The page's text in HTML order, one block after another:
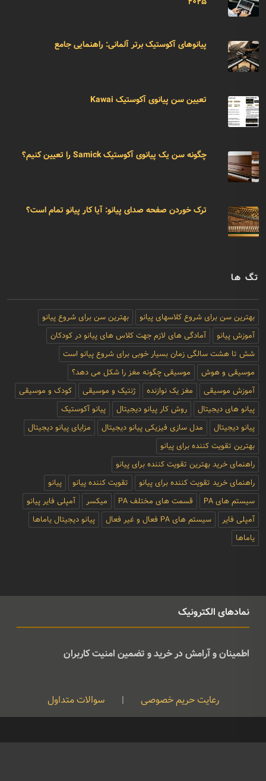
پیانوهای آکوستیک برتر آلمانی: راهنمایی جامع
تعیین سن پیانوی آکوستیک Kawai
چگونه سن یک پیانوی آکوستیک Samick را تعیین کنیم؟
ترک خوردن صفحه صدای پیانو: آیا کار پیانو تمام است؟
تگ ها
بهترین سن برای شروع کلاسهای پیانو
بهترین سن برای شروع پیانو
آموزش پیانو
آمادگی های لازم جهت کلاس های پیانو در کودکان
شش تا هشت سالگی زمان بسیار خوبی برای شروع پیانو است
موسیقی و هوش
موسیقی چگونه مغز را شکل می دهد؟
آموزش موسیقی
مغز یک نوازنده ژنتیک و موسیقی
کودک و موسیقی
پیانو های دیجیتال
روش کار پیانو دیجیتال
پیانو آکوستیک
پیانو دیجیتال
مدل سازی فیزیکی پیانو دیجیتال
مزایای پیانو دیجیتال
بهترین تقویت کننده برای پیانو
راهنمای خرید بهترین تقویت کننده برای پیانو
راهنمای خرید تقویت کننده برای پیانو
تقویت کننده پیانو
پیانو
سیستم های PA
قسمت های مختلف PA میکسر
آمپلی فایر پیانو
آمپلی فایر
سیستم های PA فعال و غیر فعال
پیانو دیجیتال یاماها
یاماها
نمادهای الکترونیک
اطمینان و آرامش در خرید و تضمین امنیت کاربران
رعایت حریم خصوصی | سوالات متداول